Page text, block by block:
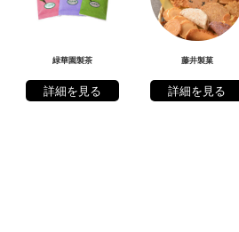
緑華園製茶
詳細を見る
藤井製菓
詳細を見る